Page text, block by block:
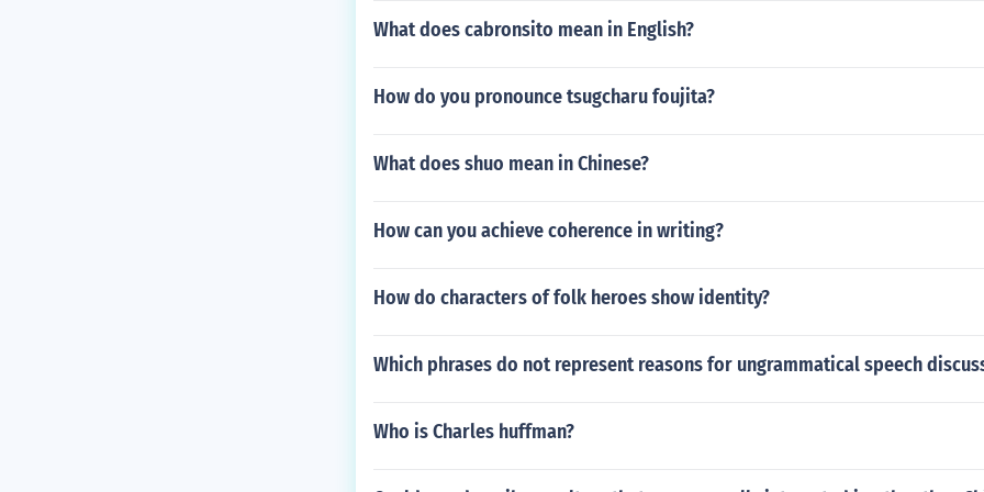
What does cabronsito mean in English?
How do you pronounce tsugcharu foujita?
What does shuo mean in Chinese?
How can you achieve coherence in writing?
How do characters of folk heroes show identity?
Which phrases do not represent reasons for ungrammatical speech
Who is Charles huffman?